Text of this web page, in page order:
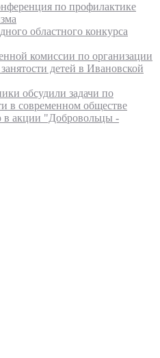
по профилактике
областного конкурса
комиссии по организации
детей в Ивановской
обсудили задачи по
в современном обществе
в акции "Добровольцы -